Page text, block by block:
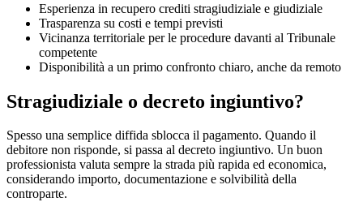
Esperienza in recupero crediti stragiudiziale e giudiziale
Trasparenza su costi e tempi previsti
Vicinanza territoriale per le procedure davanti al Tribunale
competente
Disponibilità a un primo confronto chiaro, anche da remoto
Stragiudiziale o decreto ingiuntivo?
Spesso una semplice diffida sblocca il pagamento. Quando il
debitore non risponde, si passa al decreto ingiuntivo. Un buon
professionista valuta sempre la strada più rapida ed economica,
considerando importo, documentazione e solvibilità della
controparte.